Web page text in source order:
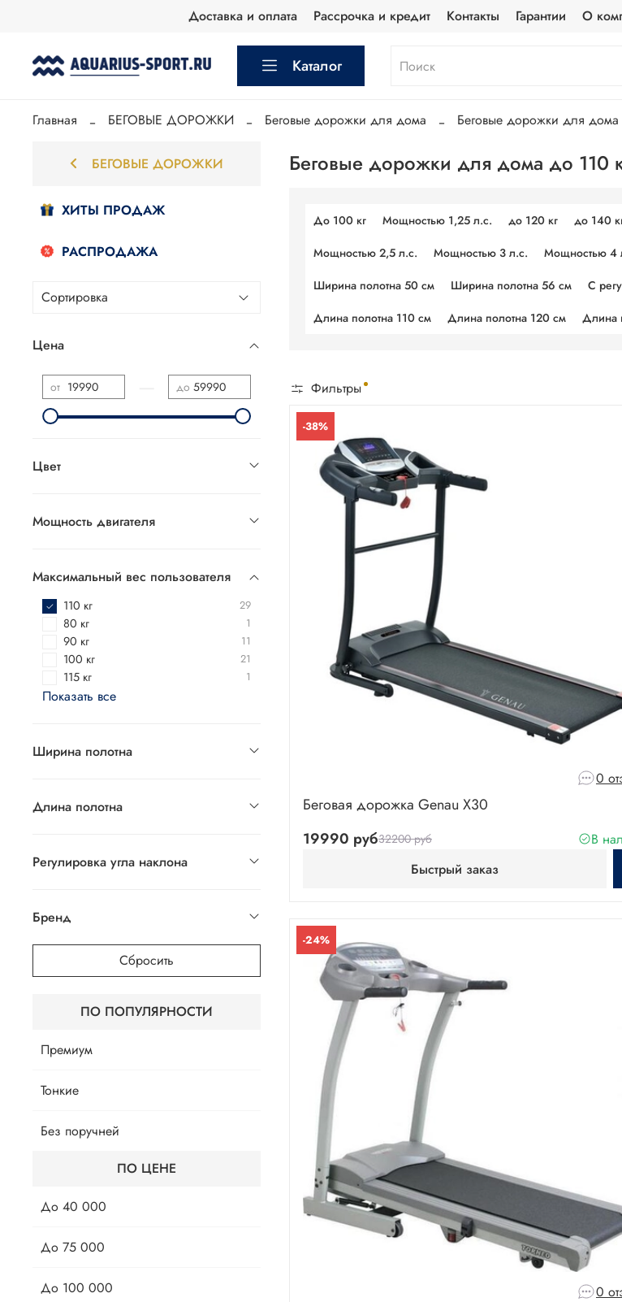
Доставка и оплата Рассрочка и кредит Контакты Гарантии О
Каталог
Главная БЕГОВЫЕ ДОРОЖКИ Беговые дорожки для дома Беговые дорожки для
Беговые дорожки для дома до 110
До 100 кг Мощностью 1,25 л.с. до 120 кг до 140
Мощностью 2,5 л.с.
Мощностью 3 л.с. Мощностью 4
Ширина полотна 50 см
Ширина полотна 56 см С
Длина полотна 110 см
Длина полотна 120 см Длина
Фильтры
-38%
0
Беговая дорожка Genau X30
19990 руб32200 руб
В
Быстрый заказ
-24%
0
БЕГОВЫЕ ДОРОЖКИ
ХИТЫ ПРОДАЖ
РАСПРОДАЖА
Цена
от до
Цвет
Мощность двигателя
Максимальный вес пользователя
110 кг 29
80 кг 1
90 кг 11
100 кг 21
115 кг 1
Показать все
Ширина полотна
Длина полотна
Регулировка угла наклона
Бренд
Сбросить
ПО ПОПУЛЯРНОСТИ
Премиум
Тонкие
Без поручней
ПО ЦЕНЕ
До 40 000
До 75 000
До 100 000